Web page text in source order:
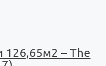
126,65м2 – The